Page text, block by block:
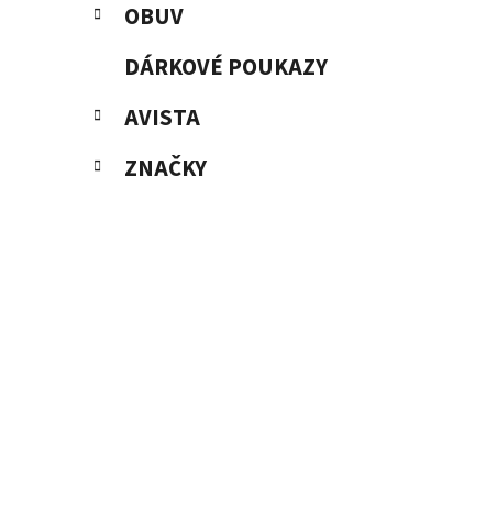
OBUV
DÁRKOVÉ POUKAZY
AVISTA
ZNAČKY